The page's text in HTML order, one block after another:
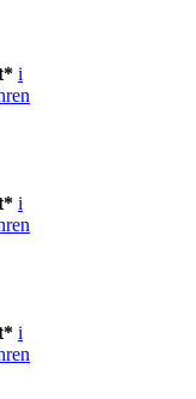
i
i
i